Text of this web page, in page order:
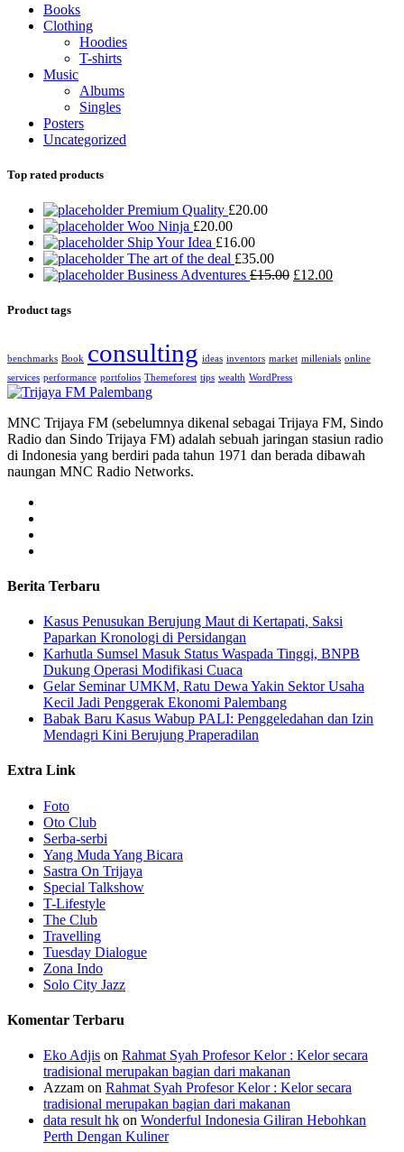
Books
Clothing
Hoodies
T-shirts
Music
Albums
Singles
Posters
Uncategorized
Top rated products
Premium Quality £20.00
Woo Ninja £20.00
Ship Your Idea £16.00
The art of the deal £35.00
Business Adventures £15.00 £12.00
Product tags
benchmarks Book consulting ideas inventors market millenials online
services performance portfolios Themeforest tips wealth WordPress
MNC Trijaya FM (sebelumnya dikenal sebagai Trijaya FM, Sindo
Radio dan Sindo Trijaya FM) adalah sebuah jaringan stasiun radio
di Indonesia yang berdiri pada tahun 1971 dan berada dibawah
naungan MNC Radio Networks.
Berita Terbaru
Kasus Penusukan Berujung Maut di Kertapati, Saksi
Paparkan Kronologi di Persidangan
Karhutla Sumsel Masuk Status Waspada Tinggi, BNPB
Dukung Operasi Modifikasi Cuaca
Gelar Seminar UMKM, Ratu Dewa Yakin Sektor Usaha
Kecil Jadi Penggerak Ekonomi Palembang
Babak Baru Kasus Wabup PALI: Penggeledahan dan Izin
Mendagri Kini Berujung Praperadilan
Extra Link
Foto
Oto Club
Serba-serbi
Yang Muda Yang Bicara
Sastra On Trijaya
Special Talkshow
T-Lifestyle
The Club
Travelling
Tuesday Dialogue
Zona Indo
Solo City Jazz
Komentar Terbaru
Eko Adjis on Rahmat Syah Profesor Kelor : Kelor secara
tradisional merupakan bagian dari makanan
Azzam on Rahmat Syah Profesor Kelor : Kelor secara
tradisional merupakan bagian dari makanan
data result hk on Wonderful Indonesia Giliran Hebohkan
Perth Dengan Kuliner